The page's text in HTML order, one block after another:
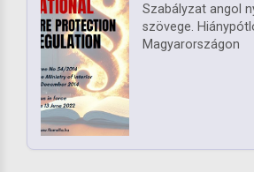
Szabályzat angol
szövege.
Magyarországon